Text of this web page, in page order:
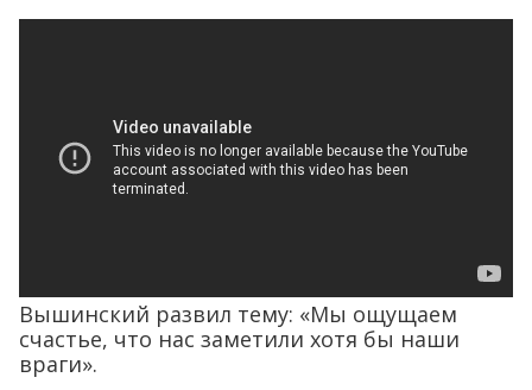
Вышинский развил тему: «Мы ощущаем
счастье, что нас заметили хотя бы наши
враги».